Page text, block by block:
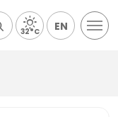
32°C EN